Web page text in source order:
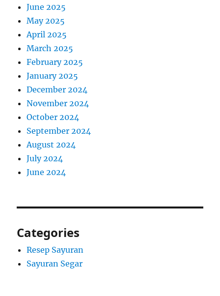
June 2025
May 2025
April 2025
March 2025
February 2025
January 2025
December 2024
November 2024
October 2024
September 2024
August 2024
July 2024
June 2024
Categories
Resep Sayuran
Sayuran Segar